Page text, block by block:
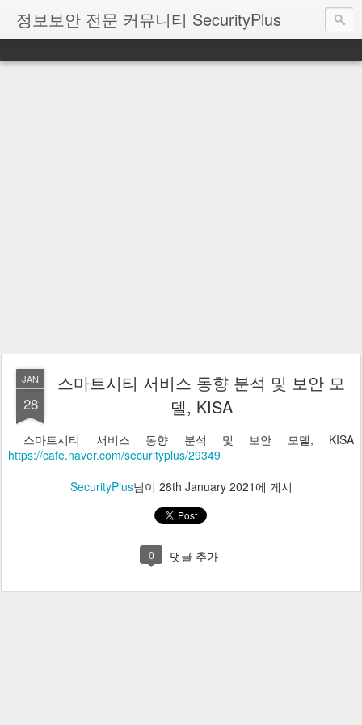
정보보안 전문 커뮤니티 SecurityPlus
JAN
28
스마트시티 서비스 동향 분석 및 보안 모
델, KISA
스마트시티 서비스 동향 분석 및 보안 모델, KISA
https://cafe.naver.com/securityplus/29349
SecurityPlus님이 28th January 2021에 게시
0 댓글 추가